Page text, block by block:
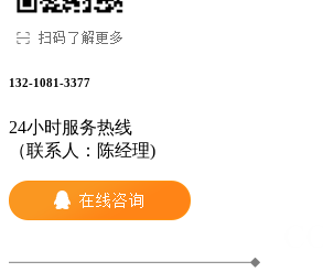
132-1081-3377
24小时服务热线
（联系人：陈经理)